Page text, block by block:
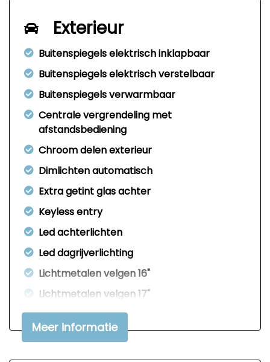
Exterieur
Buitenspiegels elektrisch inklapbaar
Buitenspiegels elektrisch verstelbaar
Buitenspiegels verwarmbaar
Centrale vergrendeling met
afstandsbediening
Chroom delen exterieur
Dimlichten automatisch
Extra getint glas achter
Keyless entry
Led achterlichten
Led dagrijverlichting
Lichtmetalen velgen 16"
Lichtmetalen velgen 17"
Metaalkleur
Mistlampen voor
Meer informatie